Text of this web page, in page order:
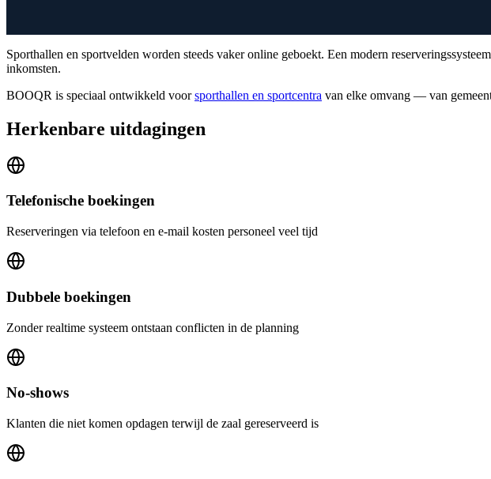
Sporthallen en sportvelden worden steeds vaker online geboekt. Een modern
inkomsten.
BOOQR is speciaal ontwikkeld voorsporthallen en sportcentra van elke omvang — van
Herkenbare uitdagingen
Telefonische boekingen
Reserveringen via telefoon en e-mail kosten personeel veel tijd
Dubbele boekingen
Zonder realtime systeem ontstaan conflicten in de planning
No-shows
Klanten die niet komen opdagen terwijl de zaal gereserveerd is